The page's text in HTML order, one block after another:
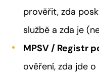
prověřit, zda
službě a zda je
MPSV / Registr
ověření, zda jde